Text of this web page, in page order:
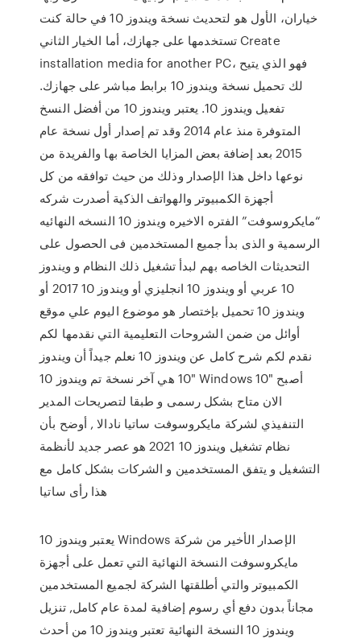
خياران، الأول هو لتحديث نسخة ويندوز 10 في حالة كنت
تستخدمها على جهازك، أما الخيار الثاني Create
installation media for another PC، فهو الذي يتيح
لك تحميل نسخة ويندوز 10 برابط مباشر على جهازك.
تفعيل ويندوز 10. يعتبر ويندوز 10 من أفضل النسخ
المتوفرة منذ عام 2014 وقد تم إصدار أول نسخة عام
2015 بعد إضافة بعض المزايا الخاصة بها والفريدة من
نوعها داخل هذا الإصدار وذلك من حيث توافقه من كل
أجهزة الكمبيوتر والهواتف الذكية أصدرت شركه
“مايكروسوفت” الفتره الاخيره ويندوز 10 النسخه النهائيه
الرسمية و الذى بدأ جميع المستخدمين فى الحصول على
التحديثات الخاصه بهم لبدأ تشغيل ذلك النظام و ويندوز
10 عربي أو ويندوز 10 انجليزي أو ويندوز 10 2017 أو
ويندوز 10 تحميل بإختصار هو موضوع اليوم علي موقع
أوائل من ضمن الشروحات التعليمية التي نقدمها لكم
نقدم لكم شرح كامل عن ويندوز 10 نعلم جيداً أن ويندوز
10 هي آخر نسخة تم ويندوز 10" Windows 10" أصبح
الان متاح بشكل رسمى و طبقا لتصريحات المدير
التنفيذي لشركة مايكروسوفت ساتيا نادالا , أوضح بأن
نظام تشغيل ويندوز 10 2021 هو عصر جديد لأنظمة
التشغيل و يتفق المستخدمين و الشركات بشكل كامل مع
هذا رأى ساتيا
يعتبر ويندوز 10 Windows الإصدار الأخير من شركة
مايكروسوفت النسخة النهائية التي تعمل على أجهزة
الكمبيوتر والتي أطلقتها الشركة لجميع المستخدمين
مجاناً بدون دفع أي رسوم إضافية لمدة عام كامل, تنزيل
ويندوز 10 النسخة النهائية تعتبر ويندوز 10 من أحدث